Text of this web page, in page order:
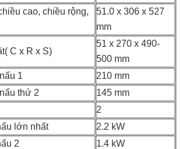
cao, chiều rộng,
51.0 x 306 x 527
mm
C x R x S)
51 x 270 x 490-
500 mm
1
210 mm
thứ 2
145 mm
2
lớn nhất
2.2 kW
2
1.4 kW